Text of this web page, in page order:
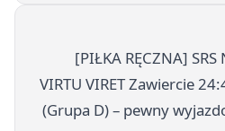
[PIŁKA RĘCZNA]
VIRTU VIRET Zawiercie
(Grupa D) – pewny